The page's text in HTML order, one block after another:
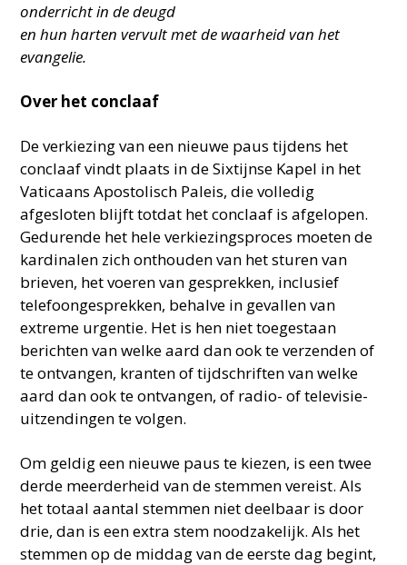
onderricht in de deugd
en hun harten vervult met de waarheid van het
evangelie.
Over het conclaaf
De verkiezing van een nieuwe paus tijdens het
conclaaf vindt plaats in de Sixtijnse Kapel in het
Vaticaans Apostolisch Paleis, die volledig
afgesloten blijft totdat het conclaaf is afgelopen.
Gedurende het hele verkiezingsproces moeten de
kardinalen zich onthouden van het sturen van
brieven, het voeren van gesprekken, inclusief
telefoongesprekken, behalve in gevallen van
extreme urgentie. Het is hen niet toegestaan
berichten van welke aard dan ook te verzenden of
te ontvangen, kranten of tijdschriften van welke
aard dan ook te ontvangen, of radio- of televisie-
uitzendingen te volgen.
Om geldig een nieuwe paus te kiezen, is een twee
derde meerderheid van de stemmen vereist. Als
het totaal aantal stemmen niet deelbaar is door
drie, dan is een extra stem noodzakelijk. Als het
stemmen op de middag van de eerste dag begint,